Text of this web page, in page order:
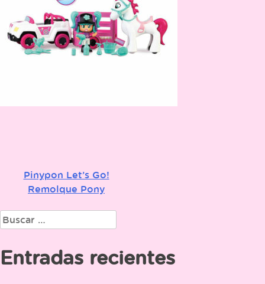
Navegación
de
entradas
Pinypon Let’s Go!
Remolque Pony
Buscar:
Entradas recientes